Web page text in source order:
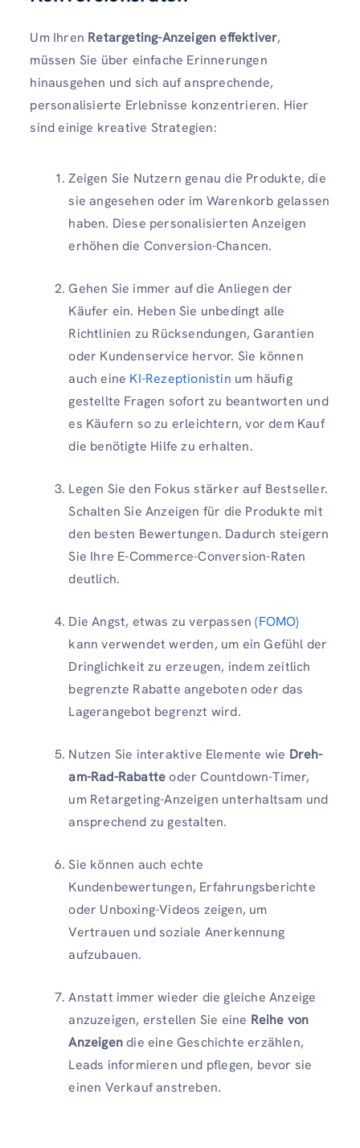
Um Ihren Retargeting-Anzeigen effektiver,
müssen Sie über einfache Erinnerungen
hinausgehen und sich auf ansprechende,
personalisierte Erlebnisse konzentrieren. Hier
sind einige kreative Strategien:
Zeigen Sie Nutzern genau die Produkte, die
sie angesehen oder im Warenkorb gelassen
haben. Diese personalisierten Anzeigen
erhöhen die Conversion-Chancen.
Gehen Sie immer auf die Anliegen der
Käufer ein. Heben Sie unbedingt alle
Richtlinien zu Rücksendungen, Garantien
oder Kundenservice hervor. Sie können
auch eine KI-Rezeptionistin um häufig
gestellte Fragen sofort zu beantworten und
es Käufern so zu erleichtern, vor dem Kauf
die benötigte Hilfe zu erhalten.
Legen Sie den Fokus stärker auf Bestseller.
Schalten Sie Anzeigen für die Produkte mit
den besten Bewertungen. Dadurch steigern
Sie Ihre E-Commerce-Conversion-Raten
deutlich.
Die Angst, etwas zu verpassen(FOMO)
kann verwendet werden, um ein Gefühl der
Dringlichkeit zu erzeugen, indem zeitlich
begrenzte Rabatte angeboten oder das
Lagerangebot begrenzt wird.
Nutzen Sie interaktive Elemente wie Dreh-
am-Rad-Rabatteoder Countdown-Timer,
um Retargeting-Anzeigen unterhaltsam und
ansprechend zu gestalten.
Sie können auch echte
Kundenbewertungen, Erfahrungsberichte
oder Unboxing-Videos zeigen, um
Vertrauen und soziale Anerkennung
aufzubauen.
Anstatt immer wieder die gleiche Anzeige
anzuzeigen, erstellen Sie eine Reihe von
Anzeigendie eine Geschichte erzählen,
Leads informieren und pflegen, bevor sie
einen Verkauf anstreben.